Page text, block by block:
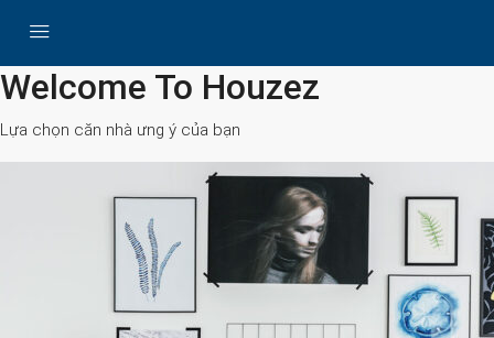
Search
Welcome To Houzez
Lựa chọn căn nhà ưng ý của bạn